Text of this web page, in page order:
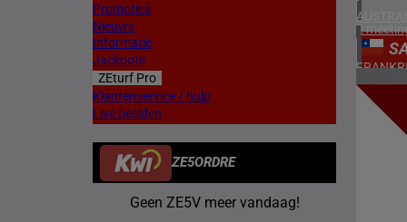
Promoties
Nieuws
Informatie
Jackpots
ZEturf Pro
Klantenservice / hulp
Live beelden
ZE5ORDRE
Geen ZE5V meer vandaag!
2
1
2
21/04/